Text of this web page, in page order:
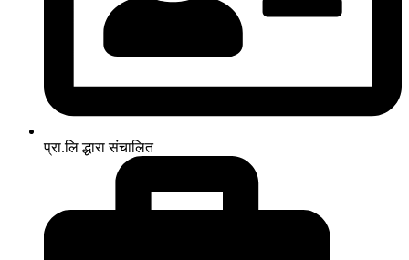
प्रा.लि द्धारा संचालित